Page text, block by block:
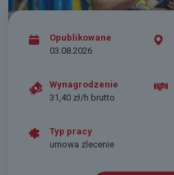
Opublikowane
03.08.2026
Wynagrodzenie
31,40 zł/h brutto
Typ pracy
umowa zlecenie